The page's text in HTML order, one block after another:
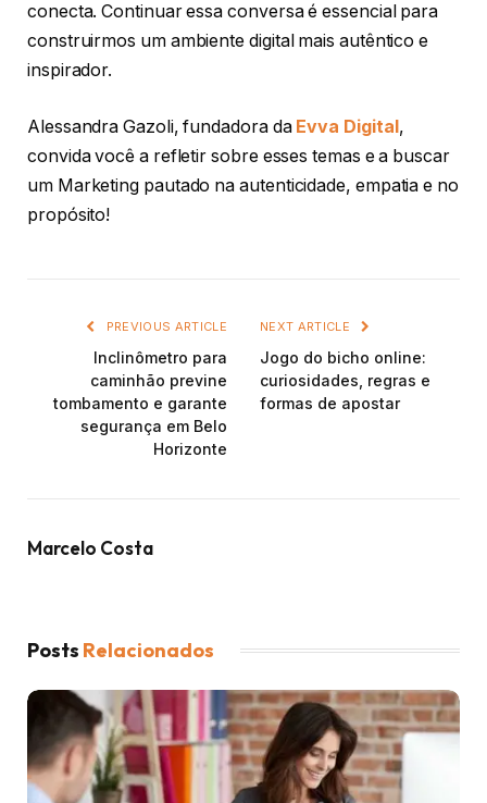
conecta. Continuar essa conversa é essencial para
construirmos um ambiente digital mais autêntico e
inspirador.
Alessandra Gazoli, fundadora da Evva Digital,
convida você a refletir sobre esses temas e a buscar
um Marketing pautado na autenticidade, empatia e no
propósito!
PREVIOUS ARTICLE
Inclinômetro para
caminhão previne
tombamento e garante
segurança em Belo
Horizonte
NEXT ARTICLE
Jogo do bicho online:
curiosidades, regras e
formas de apostar
Marcelo Costa
Posts Relacionados